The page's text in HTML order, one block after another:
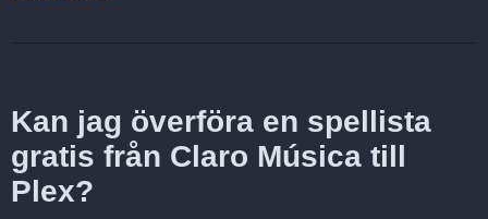
Kan jag överföra en spellista
gratis från Claro Música till
Plex?